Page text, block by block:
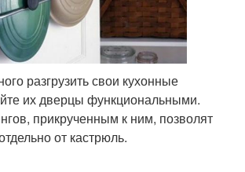
разгрузить свои кухонные
их дверцы функциональными.
прикрученным к ним, позволят
от кастрюль.